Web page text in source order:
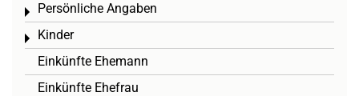
Persönliche Angaben
Toggle menu
Kinder
Toggle menu
Einkünfte Ehemann
Einkünfte Ehefrau